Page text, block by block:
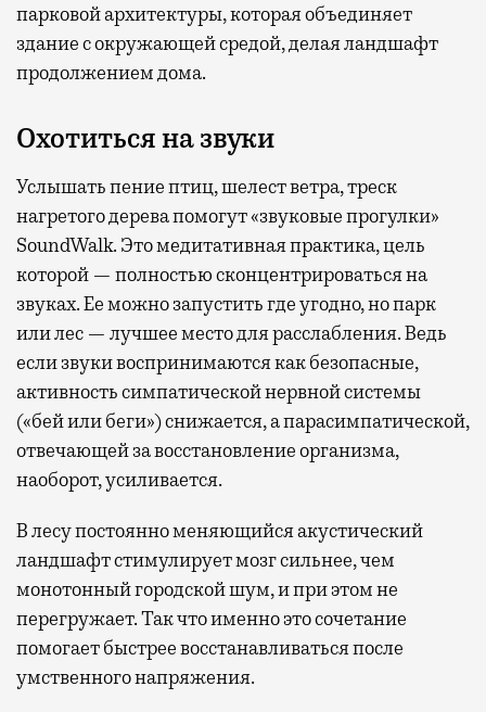
парковой архитектуры, которая объединяет
здание с окружающей средой, делая ландшафт
продолжением дома.
Охотиться на звуки
Услышать пение птиц, шелест ветра, треск
нагретого дерева помогут «звуковые прогулки»
SoundWalk. Это медитативная практика, цель
которой — полностью сконцентрироваться на
звуках. Ее можно запустить где угодно, но парк
или лес — лучшее место для расслабления. Ведь
если звуки воспринимаются как безопасные,
активность симпатической нервной системы
(«бей или беги») снижается, а парасимпатической,
отвечающей за восстановление организма,
наоборот, усиливается.
В лесу постоянно меняющийся акустический
ландшафт стимулирует мозг сильнее, чем
монотонный городской шум, и при этом не
перегружает. Так что именно это сочетание
помогает быстрее восстанавливаться после
умственного напряжения.